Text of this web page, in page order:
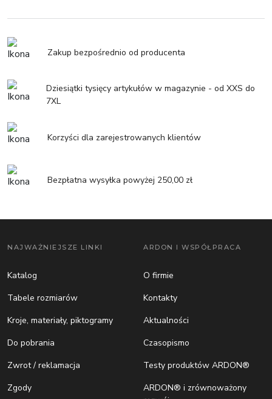
Zakup bezpośrednio od producenta
Dziesiątki tysięcy artykułów w magazynie - od XXS do
7XL
Korzyści dla zarejestrowanych klientów
Bezpłatna wysyłka powyżej 250,00 zł
NAJWAŻNIEJSZE LINKI
Katalog
Tabele rozmiarów
Kroje, materiały, piktogramy
Do pobrania
Zwrot / reklamacja
Zgody
ARDON I WSPÓŁPRACA
O firmie
Kontakty
Aktualności
Czasopismo
Testy produktów ARDON®
ARDON® i zrównoważony